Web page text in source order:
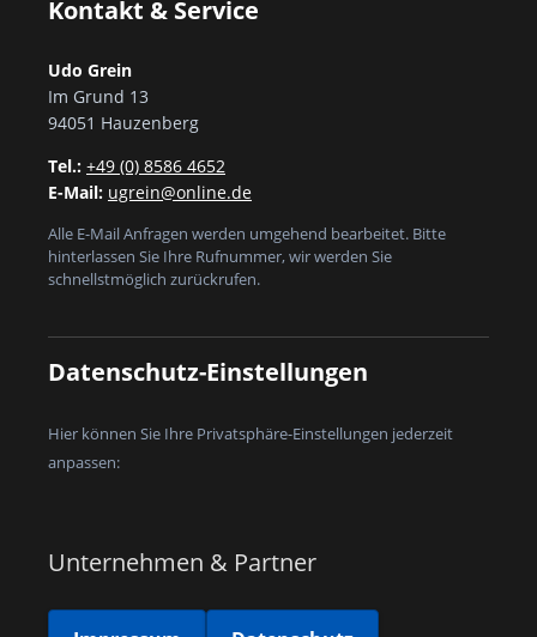
Kontakt & Service
Udo Grein
Im Grund 13
94051 Hauzenberg
Tel.: +49 (0) 8586 4652
E-Mail: ugrein@online.de
Alle E-Mail Anfragen werden umgehend bearbeitet. Bitte
hinterlassen Sie Ihre Rufnummer, wir werden Sie
schnellstmöglich zurückrufen.
Datenschutz-Einstellungen
Hier können Sie Ihre Privatsphäre-Einstellungen jederzeit
anpassen:
Unternehmen & Partner